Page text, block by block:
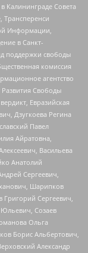
Калининграде Совета
Трансперенси
Информации,
в Санкт-
поддержки свободы
комиссия
агентство
Свободы
Евразийская
Дзугкоева Регина
Павел
Айратовна,
Васильева
Анатолий
Сергеевич,
Шарипков
Сергеевич,
Созаев
Ольга
Борис Альбертович,
Александр